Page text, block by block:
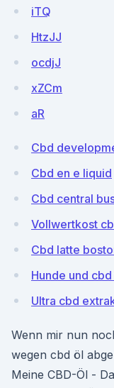
iTQ
HtzJJ
ocdjJ
xZCm
aR
Cbd
Cbd en e liquid
Cbd central
Vollwertkost
Cbd latte
Hunde und
Ultra cbd
Wenn mir nun
wegen cbd öl
Meine CBD-Öl -